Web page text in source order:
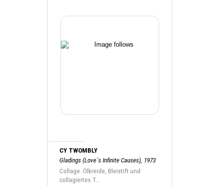
CY TWOMBLY
Gladings (Love´s Infinite Causes), 1973
Collage. Ölkreide, Bleistift und
collagiertes T...